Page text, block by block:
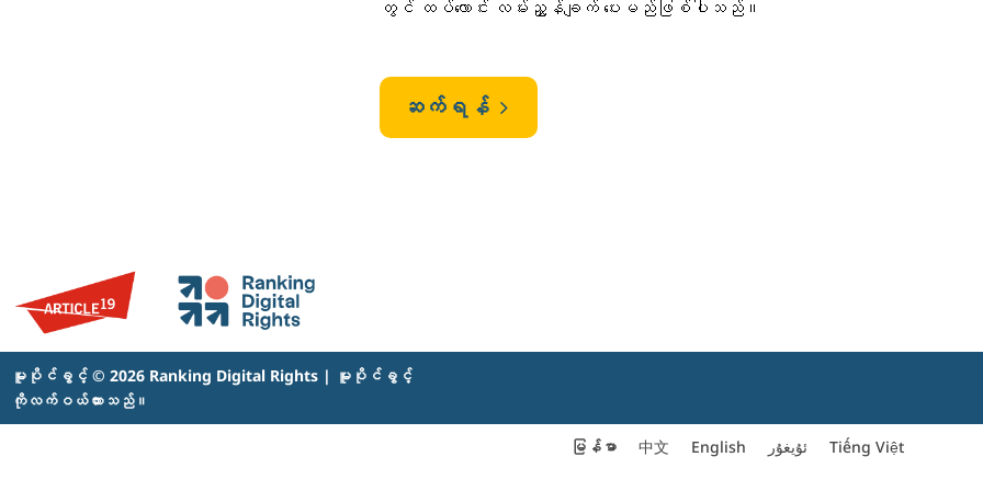
တွင် ထပ်လောင်း လမ်းညွှန်ချက် ပေးမည်ဖြစ်ပါသည်။
5
ဆက်ရန်
မူပိုင်ခွင့် © 2026 Ranking Digital Rights | မူပိုင်ခွင့်
ကိုလက်ဝယ်ထားသည်။
မြန်မာ 中文 English ئۇيغۇر Tiếng Việt